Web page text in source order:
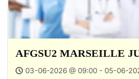
AFGSU2 MARSEILLE
03-06-2026 @ 09:00 - 05-06-